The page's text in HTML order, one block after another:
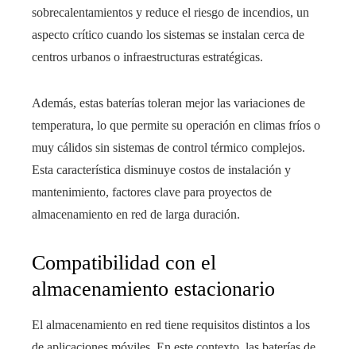
sobrecalentamientos y reduce el riesgo de incendios, un
aspecto crítico cuando los sistemas se instalan cerca de
centros urbanos o infraestructuras estratégicas.
Además, estas baterías toleran mejor las variaciones de
temperatura, lo que permite su operación en climas fríos o
muy cálidos sin sistemas de control térmico complejos.
Esta característica disminuye costos de instalación y
mantenimiento, factores clave para proyectos de
almacenamiento en red de larga duración.
Compatibilidad con el
almacenamiento estacionario
El almacenamiento en red tiene requisitos distintos a los